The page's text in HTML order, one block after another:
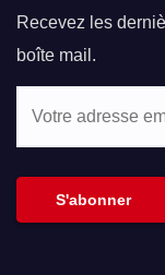
Recevez les
boîte mail.
S'abonner